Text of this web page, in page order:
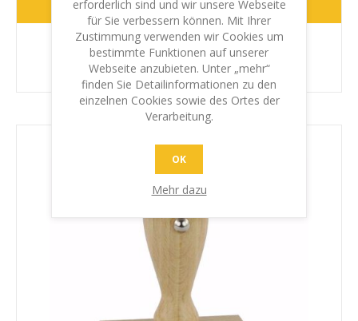
WEITER
Abdruckgrösse (max.) 5 x 1 cm
erforderlich sind und wir unsere Webseite
für Sie verbessern können. Mit Ihrer
Zustimmung verwenden wir Cookies um
bestimmte Funktionen auf unserer
Webseite anzubieten. Unter „mehr“
finden Sie Detailinformationen zu den
einzelnen Cookies sowie des Ortes der
Verarbeitung.
OK
Mehr dazu